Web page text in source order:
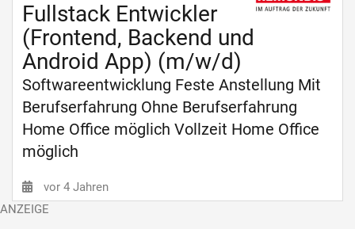
Fullstack Entwickler
(Frontend, Backend und
Android App) (m/w/d)
Softwareentwicklung Feste Anstellung Mit
Berufserfahrung Ohne Berufserfahrung
Home Office möglich Vollzeit Home Office
möglich
vor 4 Jahren